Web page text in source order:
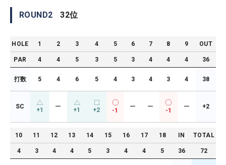
ROUND2 32位
HOLE 1 2 3 4 5 6 7 8 9 OUT
PAR 4 4 5 3 5 3 4 4 4 36
打数 5 4 6 5 4 3 4 3 4 38
SC +1 ー +1 +2 -1
ー ー
-1
ー +2
10 11 12 13 14 15 16 17 18 IN TOTAL
4 3 4 4 5 3 4 4 5 36 72